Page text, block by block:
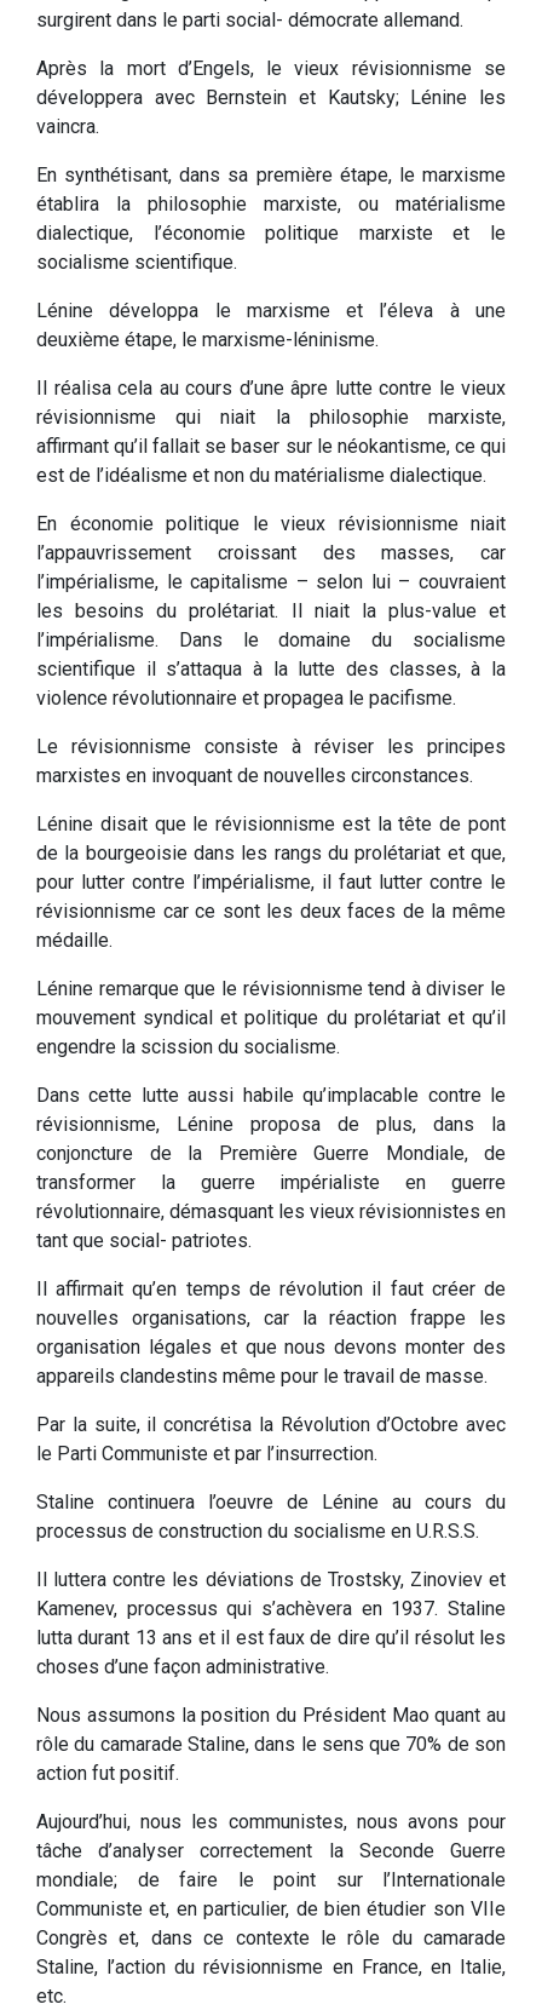
surgirent dans le parti social- démocrate allemand.
Après la mort d’Engels, le vieux révisionnisme se
développera avec Bernstein et Kautsky; Lénine les
vaincra.
En synthétisant, dans sa première étape, le marxisme
établira la philosophie marxiste, ou matérialisme
dialectique, l’économie politique marxiste et le
socialisme scientifique.
Lénine développa le marxisme et l’éleva à une
deuxième étape, le marxisme-léninisme.
Il réalisa cela au cours d’une âpre lutte contre le vieux
révisionnisme qui niait la philosophie marxiste,
affirmant qu’il fallait se baser sur le néokantisme, ce qui
est de l’idéalisme et non du matérialisme dialectique.
En économie politique le vieux révisionnisme niait
l’appauvrissement croissant des masses, car
l’impérialisme, le capitalisme – selon lui – couvraient
les besoins du prolétariat. Il niait la plus-value et
l’impérialisme. Dans le domaine du socialisme
scientifique il s’attaqua à la lutte des classes, à la
violence révolutionnaire et propagea le pacifisme.
Le révisionnisme consiste à réviser les principes
marxistes en invoquant de nouvelles circonstances.
Lénine disait que le révisionnisme est la tête de pont
de la bourgeoisie dans les rangs du prolétariat et que,
pour lutter contre l’impérialisme, il faut lutter contre le
révisionnisme car ce sont les deux faces de la même
médaille.
Lénine remarque que le révisionnisme tend à diviser le
mouvement syndical et politique du prolétariat et qu’il
engendre la scission du socialisme.
Dans cette lutte aussi habile qu’implacable contre le
révisionnisme, Lénine proposa de plus, dans la
conjoncture de la Première Guerre Mondiale, de
transformer la guerre impérialiste en guerre
révolutionnaire, démasquant les vieux révisionnistes en
tant que social- patriotes.
Il affirmait qu’en temps de révolution il faut créer de
nouvelles organisations, car la réaction frappe les
organisation légales et que nous devons monter des
appareils clandestins même pour le travail de masse.
Par la suite, il concrétisa la Révolution d’Octobre avec
le Parti Communiste et par l’insurrection.
Staline continuera l’oeuvre de Lénine au cours du
processus de construction du socialisme en U.R.S.S.
Il luttera contre les déviations de Trostsky, Zinoviev et
Kamenev, processus qui s’achèvera en 1937. Staline
lutta durant 13 ans et il est faux de dire qu’il résolut les
choses d’une façon administrative.
Nous assumons la position du Président Mao quant au
rôle du camarade Staline, dans le sens que 70% de son
action fut positif.
Aujourd’hui, nous les communistes, nous avons pour
tâche d’analyser correctement la Seconde Guerre
mondiale; de faire le point sur l’Internationale
Communiste et, en particulier, de bien étudier son VIIe
Congrès et, dans ce contexte le rôle du camarade
Staline, l’action du révisionnisme en France, en Italie,
etc.